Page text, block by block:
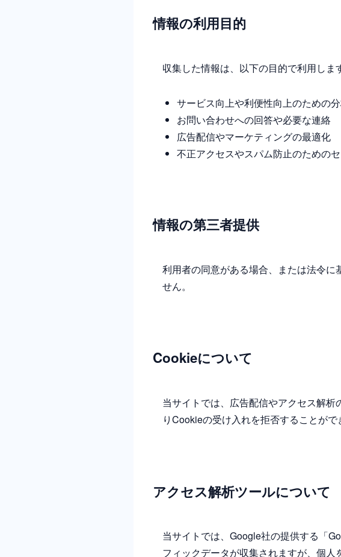
情報の利用目的
収集した情報は、以下の目的で利用しま
サービス向上や利便性向上のための
お問い合わせへの回答や必要な連絡
広告配信やマーケティングの最適化
不正アクセスやスパム防止のための
情報の第三者提供
利用者の同意がある場合、または法令
せん。
Cookieについて
当サイトでは、広告配信やアクセス解
りCookieの受け入れを拒否することが
アクセス解析ツールについて
当サイトでは、Google社の提供する「
フィックデータが収集されますが、個